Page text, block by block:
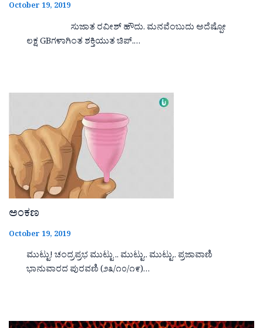
October 19, 2019
ಸುಜಾತ ರವೀಶ್ ಹೌದು. ಮನವೆಂಬುದು ಅದೆಷ್ಪೋ
ಲಕ್ಷ GBಗಳಾಗಿಂತ ಶಕ್ತಿಯುತ ಚಿಪ್.…
ಅಂಕಣ
October 19, 2019
ಮುಟ್ಟು! ಚಂದ್ರಪ್ರಭ ಮುಟ್ಟು .. ಮುಟ್ಟು.. ಮುಟ್ಟು.. ಪ್ರಜಾವಾಣಿ
ಭಾನುವಾರದ ಪುರವಣಿ (೨೩/೧೦/೧೯)…